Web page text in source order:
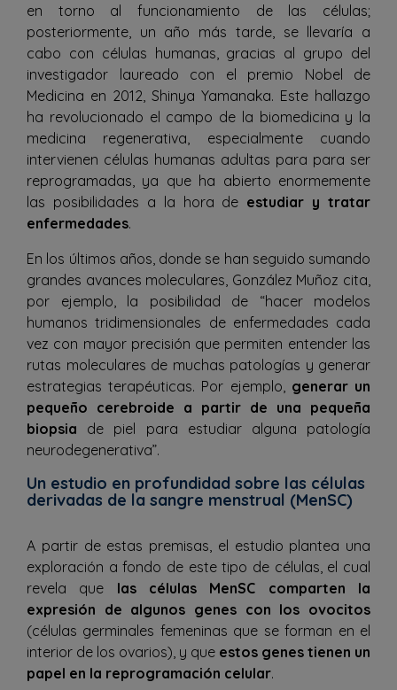
en torno al funcionamiento de las células;
posteriormente, un año más tarde, se llevaría a
cabo con células humanas, gracias al grupo del
investigador laureado con el premio Nobel de
Medicina en 2012, Shinya Yamanaka. Este hallazgo
ha revolucionado el campo de la biomedicina y la
medicina regenerativa, especialmente cuando
intervienen células humanas adultas para para ser
reprogramadas, ya que ha abierto enormemente
las posibilidades a la hora de estudiar y tratar
enfermedades.
En los últimos años, donde se han seguido sumando
grandes avances moleculares, González Muñoz cita,
por ejemplo, la posibilidad de “hacer modelos
humanos tridimensionales de enfermedades cada
vez con mayor precisión que permiten entender las
rutas moleculares de muchas patologías y generar
estrategias terapéuticas. Por ejemplo, generar un
pequeño cerebroide a partir de una pequeña
biopsia de piel para estudiar alguna patología
neurodegenerativa”.
Un estudio en profundidad sobre las células
derivadas de la sangre menstrual (MenSC)
A partir de estas premisas, el estudio plantea una
exploración a fondo de este tipo de células, el cual
revela que las células MenSC comparten la
expresión de algunos genes con los ovocitos
(células germinales femeninas que se forman en el
interior de los ovarios), y que estos genes tienen un
papel en la reprogramación celular.